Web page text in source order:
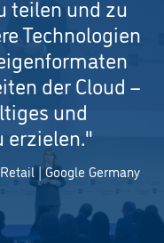
teilen und zu
Technologien
der Cloud –
und
erzielen."
| Google Germany